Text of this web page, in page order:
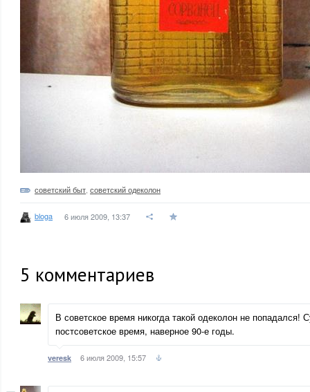
советский быт советский одеколон
bloga 6 июля 2009, 13:37
5 комментариев
В советское время никогда такой одеколон не попадался!
постсоветское время, наверное 90-е годы.
veresk 6 июля 2009, 15:57